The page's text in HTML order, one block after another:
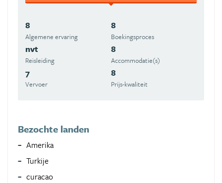
8
Algemene ervaring
8
Boekingsproces
nvt
Reisleiding
8
Accommodatie(s)
7
Vervoer
8
Prijs-kwaliteit
Bezochte landen
Amerika
Turkije
curacao